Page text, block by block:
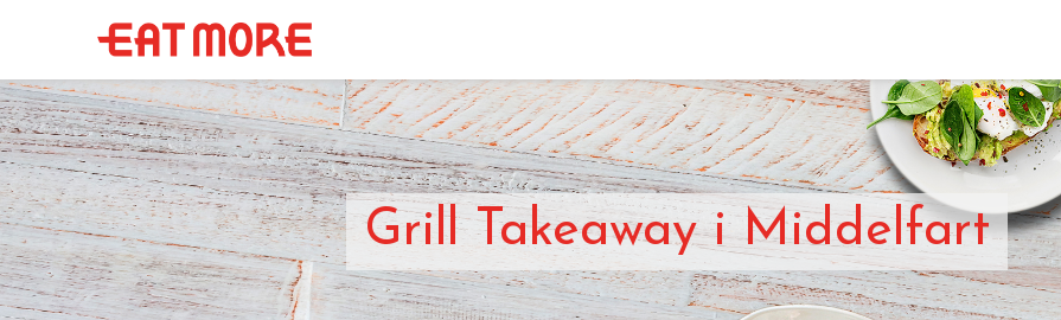
Grill Takeaway i Middelfart